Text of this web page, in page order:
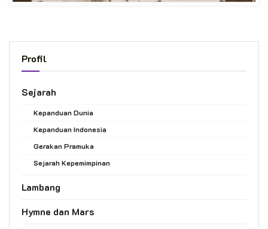
Profil
Sejarah
Kepanduan Dunia
Kepanduan Indonesia
Gerakan Pramuka
Sejarah Kepemimpinan
Lambang
Hymne dan Mars